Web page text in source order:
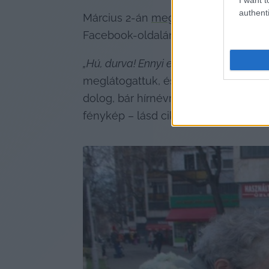
Március 2-án megjelent cikkünknek
Facebook-oldalán, és közel 85
„Hú, durva! Ennyi ember megismert?
meglátogattuk, és elárultuk neki a
dolog, bár hírnévre soha nem
fénykép – lásd cikkünk végén).